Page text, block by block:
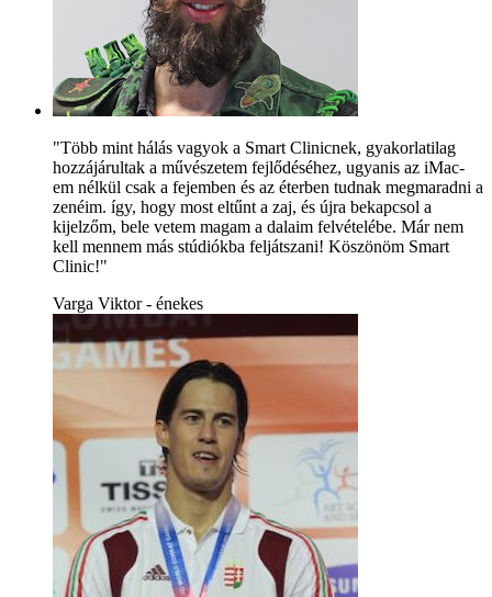
"Több mint hálás vagyok a Smart Clinicnek, gyakorlatilag
hozzájárultak a művészetem fejlődéséhez, ugyanis az iMac-
em nélkül csak a fejemben és az éterben tudnak megmaradni a
zenéim. így, hogy most eltűnt a zaj, és újra bekapcsol a
kijelzőm, bele vetem magam a dalaim felvételébe. Már nem
kell mennem más stúdiókba feljátszani! Köszönöm Smart
Clinic!"
Varga Viktor - énekes